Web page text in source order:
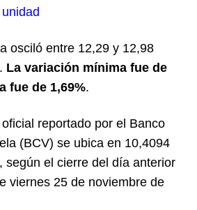
osciló entre 12,29 y 12,98
La variación mínima fue de
fue de 1,69%.
reportado por el Banco
(BCV) se ubica en 10,4094
según el cierre del día anterior
viernes 25 de noviembre de